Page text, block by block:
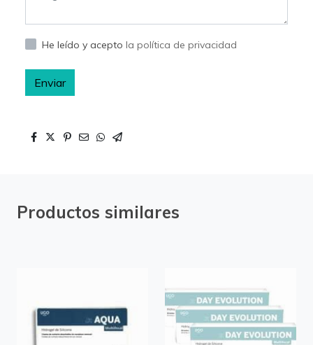
He leído y acepto la política de privacidad
Enviar
Productos similares